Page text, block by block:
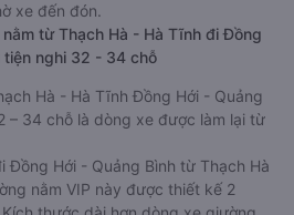
xe đến đón.
từ Thạch Hà - Hà Tĩnh đi Đồng
tiện nghi 32 - 34 chỗ
Hà - Hà Tĩnh Đồng Hới - Quảng
– 34 chỗ là dòng xe được làm lại từ
Đồng Hới - Quảng Bình từ Thạch Hà
nằm VIP này được thiết kế 2